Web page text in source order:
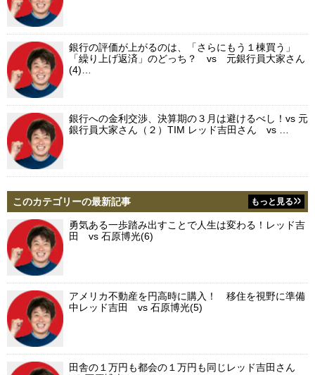
銀行の評価が上がるのは、「さらにもう１棟買う」
「繰り上げ返済」のどっち？ vs 元銀行員大家さん
(4)…
銀行への金利交渉、決算期の３月は避けるべし！vs 元
銀行員大家さん（２）TIM レッド吉田さん vs …
このカテゴリーの最新記事 もっと見る
勇気ある一歩踏み出すことで人生は変わる！レッド吉
田 vs 石原博光(6)
アメリカ不動産を円高時に購入！ 移住を視野に準備
中レッド吉田 vs 石原博光(5)
田舎の１万円も都会の１万円も同じレッド吉田さん